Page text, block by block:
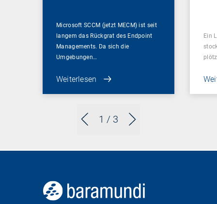
1 / 3
Microsoft SCCM (jetzt MECM) ist seit
langem das Rückgrat des Endpoint
Managements. Da sich die
Umgebungen…
Weiterlesen
Ein